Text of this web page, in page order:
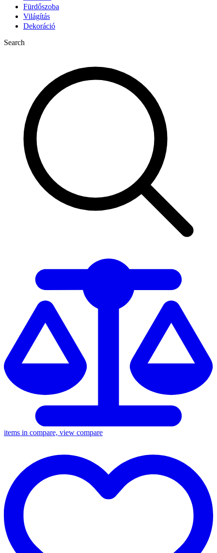
Fürdőszoba
Világítás
Dekoráció
Search
items in compare, view compare